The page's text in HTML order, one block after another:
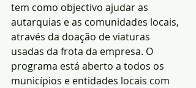
tem como objectivo ajudar as
autarquias e as comunidades locais,
através da doação de viaturas
usadas da frota da empresa. O
programa está aberto a todos os
municípios e entidades locais com